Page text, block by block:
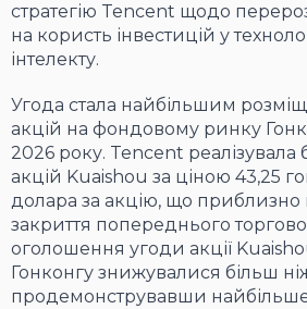
стратегію Tencent щодо
на користь інвестицій у
інтелекту.
Угода стала найбільшим
акцій на фондовому ринку
2026 року. Tencent
акцій Kuaishou за ціною 43,25
долара за акцію, що приблизно
закриття попереднього
оголошення угоди акції
Гонконгу знижувалися більш
продемонструвавши